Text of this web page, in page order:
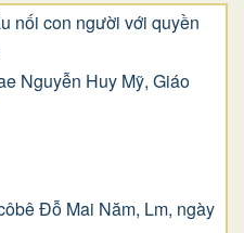
nối con người với quyền
Nguyễn Huy Mỹ, Giáo
Ðỗ Mai Năm, Lm, ngày